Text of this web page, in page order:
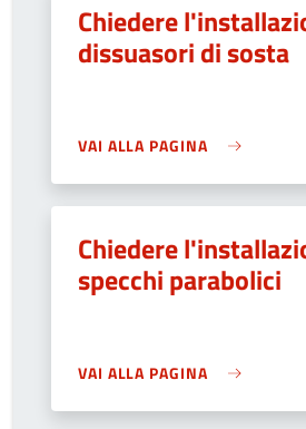
Chiedere
dissuasori di sosta
VAI ALLA PAGINA
Chiedere
specchi parabolici
VAI ALLA PAGINA